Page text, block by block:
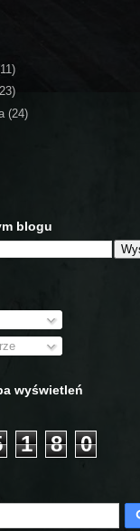
(24)
blogu
wyświetleń
1 8 0